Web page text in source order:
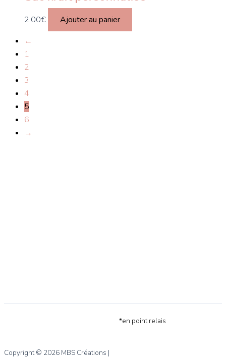
2.00€
Ajouter au panier
←
1
2
3
4
5
6
→
*en point relais
Copyright © 2026 MBS Créations |